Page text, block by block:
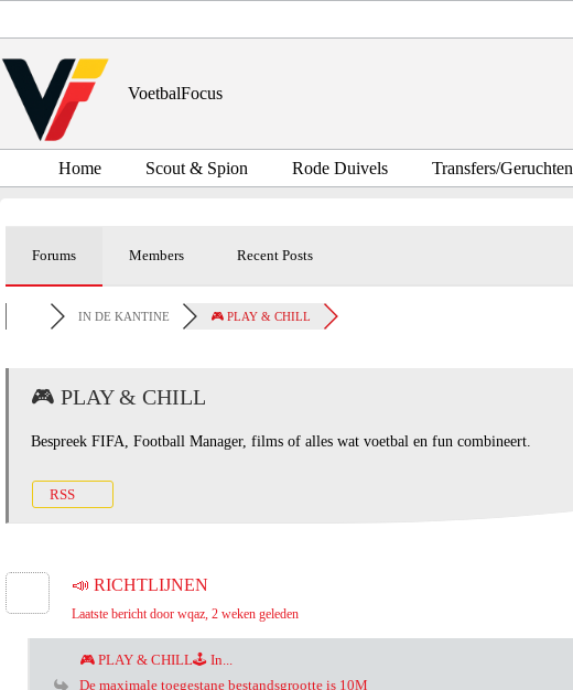
inhoud
VoetbalFocus
Home Scout & Spion Rode Duivels Transfers/Geruchten
Forums Members Recent Posts
IN DE KANTINE 🎮 PLAY & CHILL
🎮 PLAY & CHILL
Bespreek FIFA, Football Manager, films of alles wat voetbal en fun combineert.
RSS
📣 RICHTLIJNEN
Laatste bericht door wqaz, 2 weken geleden
🎮 PLAY & CHILL🕹️ In...
De maximale toegestane bestandsgrootte is 10M